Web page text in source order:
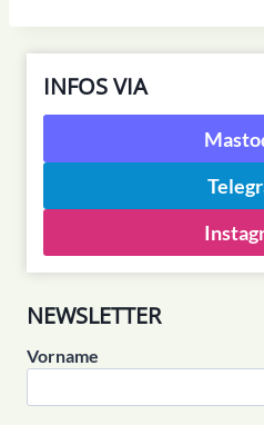
INFOS VIA
NEWSLETTER
Vorname